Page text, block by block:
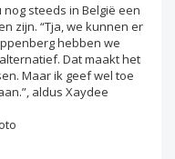
steeds in België een
zijn. “Tja, we kunnen er
hebben we
Dat maakt het
Maar ik geef wel toe
aldus Xaydee